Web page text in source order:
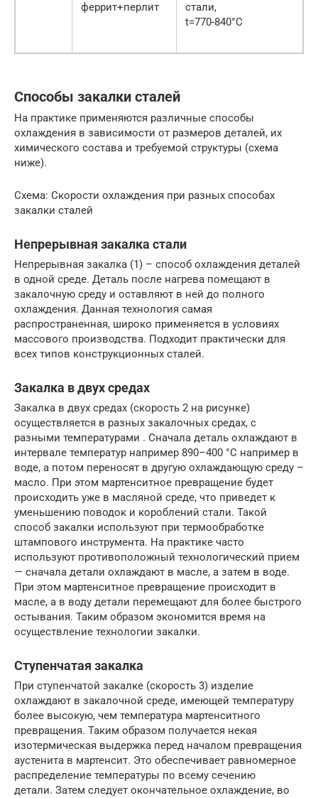
феррит+перлит
стали,
t=770-840°C
Способы закалки сталей
На практике применяются различные способы
охлаждения в зависимости от размеров деталей, их
химического состава и требуемой структуры (схема
ниже).
Схема: Скорости охлаждения при разных способах
закалки сталей
Непрерывная закалка стали
Непрерывная закалка (1) – способ охлаждения деталей
в одной среде. Деталь после нагрева помещают в
закалочную среду и оставляют в ней до полного
охлаждения. Данная технология самая
распространенная, широко применяется в условиях
массового производства. Подходит практически для
всех типов конструкционных сталей.
Закалка в двух средах
Закалка в двух средах (скорость 2 на рисунке)
осуществляется в разных закалочных средах, с
разными температурами . Сначала деталь охлаждают в
интервале температур например 890–400 °С например в
воде, а потом переносят в другую охлаждающую среду –
масло. При этом мартенситное превращение будет
происходить уже в масляной среде, что приведет к
уменьшению поводок и короблений стали. Такой
способ закалки используют при термообработке
штампового инструмента. На практике часто
используют противоположный технологический прием
— сначала детали охлаждают в масле, а затем в воде.
При этом мартенситное превращение происходит в
масле, а в воду детали перемещают для более быстрого
остывания. Таким образом экономится время на
осуществление технологии закалки.
Ступенчатая закалка
При ступенчатой закалке (скорость 3) изделие
охлаждают в закалочной среде, имеющей температуру
более высокую, чем температура мартенситного
превращения. Таким образом получается некая
изотермическая выдержка перед началом превращения
аустенита в мартенсит. Это обеспечивает равномерное
распределение температуры по всему сечению
детали. Затем следует окончательное охлаждение, во